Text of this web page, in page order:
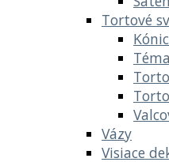
Tortové
Vázy
Visiace